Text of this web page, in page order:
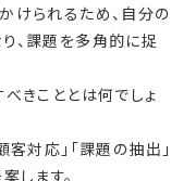
けられるため、自分の
、課題を多角的に捉
きこととは何でしょ
客対応」「課題の抽出」
します。